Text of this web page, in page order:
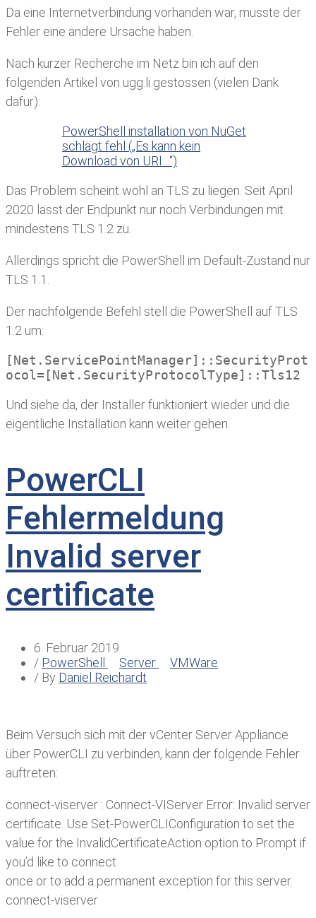
Da eine Internetverbindung vorhanden war, musste der
Fehler eine andere Ursache haben.
Nach kurzer Recherche im Netz bin ich auf den
folgenden Artikel von ugg.li gestossen (vielen Dank
dafür):
PowerShell installation von NuGet
schlägt fehl („Es kann kein
Download von URI…“)
Das Problem scheint wohl an TLS zu liegen. Seit April
2020 lässt der Endpunkt nur noch Verbindungen mit
mindestens TLS 1.2 zu.
Allerdings spricht die PowerShell im Default-Zustand nur
TLS 1.1.
Der nachfolgende Befehl stell die PowerShell auf TLS
1.2 um:
[Net.ServicePointManager]::SecurityProt
ocol=[Net.SecurityProtocolType]::Tls12
Und siehe da, der Installer funktioniert wieder und die
eigentliche Installation kann weiter gehen.
PowerCLI
Fehlermeldung
Invalid server
certificate
6. Februar 2019
/ PowerShell Server
VMWare
/ By Daniel Reichardt
Beim Versuch sich mit der vCenter Server Appliance
über PowerCLI zu verbinden, kann der folgende Fehler
auftreten:
connect-viserver : Connect-VIServer Error: Invalid server
certificate. Use Set-PowerCLIConfiguration to set the
value for the InvalidCertificateAction option to Prompt if
you’d like to connect
once or to add a permanent exception for this server.
connect-viserver